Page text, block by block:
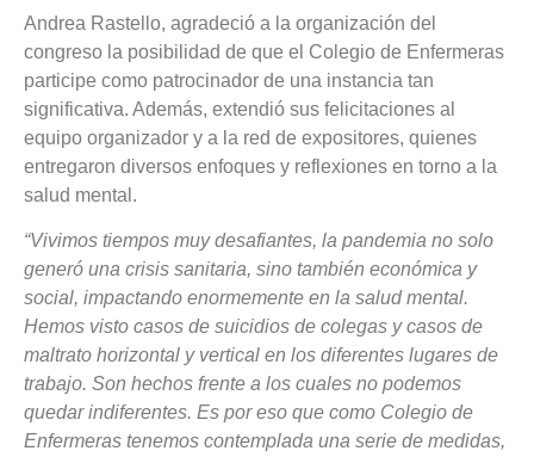
Andrea Rastello, agradeció a la organización del
congreso la posibilidad de que el Colegio de Enfermeras
participe como patrocinador de una instancia tan
significativa. Además, extendió sus felicitaciones al
equipo organizador y a la red de expositores, quienes
entregaron diversos enfoques y reflexiones en torno a la
salud mental.
“Vivimos tiempos muy desafiantes, la pandemia no solo
generó una crisis sanitaria, sino también económica y
social, impactando enormemente en la salud mental.
Hemos visto casos de suicidios de colegas y casos de
maltrato horizontal y vertical en los diferentes lugares de
trabajo. Son hechos frente a los cuales no podemos
quedar indiferentes. Es por eso que como Colegio de
Enfermeras tenemos contemplada una serie de medidas,